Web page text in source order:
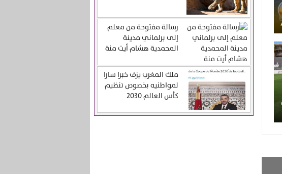
رسالة مفتوحة من معلم
إلى برلماني مدينة
المحمدية هشام أيت منة
ملك المغرب يزف خبرا سارا
لمواطنيه بخصوص تنظيم
كأس العالم 2030